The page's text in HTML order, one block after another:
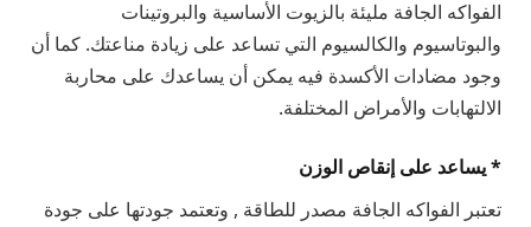
الفواكه الجافة مليئة بالزيوت الأساسية والبروتينات
والبوتاسيوم والكالسيوم التي تساعد على زيادة مناعتك. كما أن
وجود مضادات الأكسدة فيه يمكن أن يساعدك على محاربة
الالتهابات والأمراض المختلفة.
* يساعد على إنقاص الوزن
تعتبر الفواكه الجافة مصدر للطاقة , وتعتمد جودتها على جودة